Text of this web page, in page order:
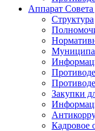
Аппарат Совета
Структура
Закупки
Кадровое